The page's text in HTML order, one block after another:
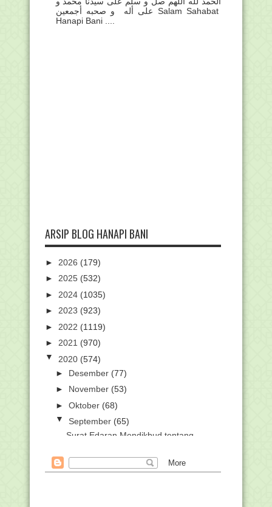
على أله و صحبه أجمعين Salam Sahabat
Hanapi Bani ....
ARSIP BLOG HANAPI BANI
► 2026 (179)
► 2025 (532)
► 2024 (1035)
► 2023 (923)
► 2022 (1119)
► 2021 (970)
▼ 2020 (574)
► Desember (77)
► November (53)
► Oktober (68)
▼ September (65)
Surat Edaran Mendikbud tentang
Kemenag Gelar Bimtek Hisab Rukyat